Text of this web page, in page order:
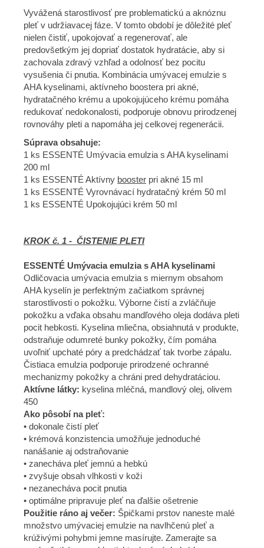
Vyvážená starostlivosť pre problematickú a aknóznu
pleť v udržiavacej fáze. V tomto období je dôležité pleť
nielen čistiť, upokojovať a regenerovať, ale
predovšetkým jej dopriať dostatok hydratácie, aby si
zachovala zdravý vzhľad a odolnosť bez pocitu
vysušenia či pnutia. Kombinácia umývacej emulzie s
AHA kyselinami, aktívneho boostera pri akné,
hydratačného krému a upokojujúceho krému pomáha
redukovať nedokonalosti, podporuje obnovu prirodzenej
rovnováhy pleti a napomáha jej celkovej regenerácii.
Súprava obsahuje:
1 ks ESSENTÉ Umývacia emulzia s AHA kyselinami
200 ml
1 ks ESSENTÉ Aktívny booster pri akné 15 ml
1 ks ESSENTÉ Vyrovnávací hydratačný krém 50 ml
1 ks ESSENTÉ Upokojujúci krém 50 ml
KROK č. 1 - ČISTENIE PLETI
ESSENTÉ Umývacia emulzia s AHA kyselinami
Odličovacia umývacia emulzia s miernym obsahom
AHA kyselín je perfektným začiatkom správnej
starostlivosti o pokožku. Výborne čistí a zvláčňuje
pokožku a vďaka obsahu mandľového oleja dodáva pleti
pocit hebkosti. Kyselina mliečna, obsiahnutá v produkte,
odstraňuje odumreté bunky pokožky, čím pomáha
uvoľniť upchaté póry a predchádzať tak tvorbe zápalu.
Čistiaca emulzia podporuje prirodzené ochranné
mechanizmy pokožky a chráni pred dehydratáciou.
Aktívne látky: kyselina mléčná, mandlový olej, olivem
450
Ako pôsobí na pleť:
• dokonale čistí pleť
• krémová konzistencia umožňuje jednoduché
nanášanie aj odstraňovanie
• zanecháva pleť jemnú a hebkú
• zvyšuje obsah vlhkosti v koži
• nezanecháva pocit pnutia
• optimálne pripravuje pleť na ďalšie ošetrenie
Použitie ráno aj večer: Špičkami prstov naneste malé
množstvo umývaciej emulzie na navlhčenú pleť a
krúživými pohybmi jemne masírujte. Zamerajte sa